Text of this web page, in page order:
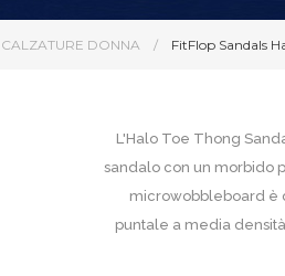
CALZATURE DONNA / FitFlop Sandals
L'Halo Toe Thong
sandalo con un morbido
microwobbleboard è
puntale a media